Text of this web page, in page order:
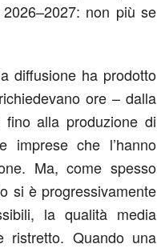
non più se
diffusione ha prodotto
ore – dalla
alla produzione di
imprese che l’hanno
Ma, come spesso
si è progressivamente
la qualità media
Quando una